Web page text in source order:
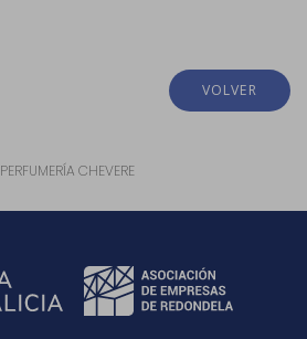
VOLVER
PERFUMERÍA CHEVERE